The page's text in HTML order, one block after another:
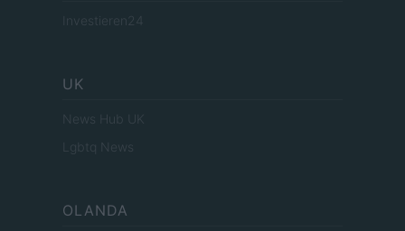
Investieren24
UK
News Hub UK
Lgbtq News
OLANDA